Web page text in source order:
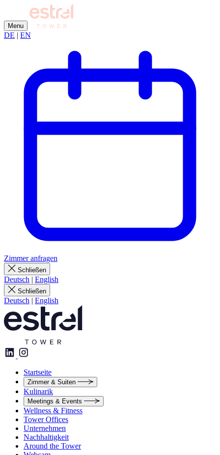
Menu
DE | EN
Zimmer anfragen
Schließen
Deutsch | English
Schließen
Deutsch | English
Startseite
Zimmer & Suiten
Kulinarik
Meetings & Events
Wellness & Fitness
Tower Offices
Unternehmen
Nachhaltigkeit
Around the Tower